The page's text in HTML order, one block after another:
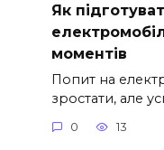
Як
моментів
Попит на
зростати, але
0 13